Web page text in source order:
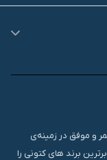
تجربه‌ای مستمر و موفق در زمینه‌ی
برند های کتونی را